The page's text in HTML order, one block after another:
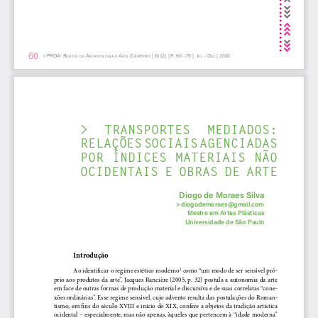
60 012345
>PROA: RevistA de AntROPOlOgiA e ARte |CAMPINAS | 10 (2) | P . 60 - 79 | JUl - dez | 2020
>  TRANSPORTES  MEDIADOS:
RELAÇÕES SOCIAIS AGENCIADAS
POR ÍNDICES MATERIAIS NÃO
OCIDENTAIS E OBRAS DE ARTE
Diogo de Moraes Silva
>diogodemoraes@gmail.com
Mestre em Artes Plásticas
Universidade de São Paulo
Introdução
Ao identificar o regime estético moderno1 como “um modo de ser sensível pró-
prio aos produtos da arte”, Jacques Rancière (2005, p. 32) postula a autonomia da arte
em face de outras formas de produção material e discursiva e de suas correlatas “cone-
xões ordinárias”. Esse regime sensível, cujo advento resulta das postulações do Roman-
tismo, em fins do século XVIII e início do XIX, confere a objetos da tradição artística
ocidental – especialmente, mas não apenas, àqueles que pertencem à “idade moderna”